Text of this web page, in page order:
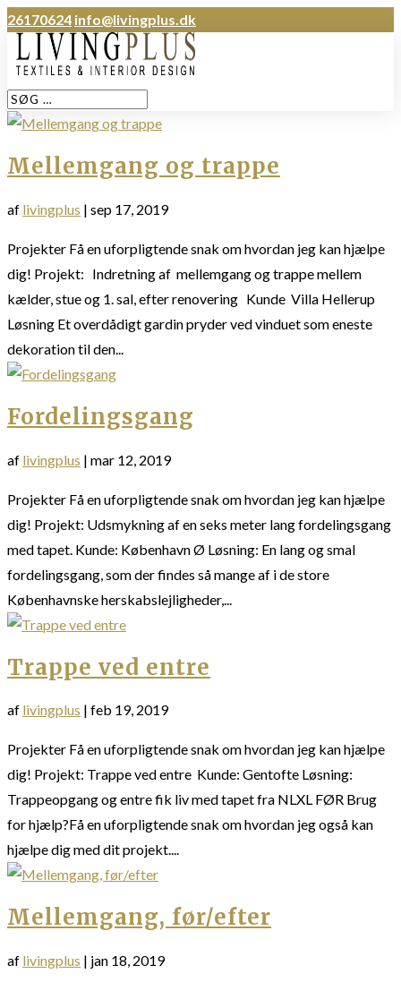
26170624 info@livingplus.dk
Mellemgang og trappe
af livingplus | sep 17, 2019
Projekter Få en uforpligtende snak om hvordan jeg kan hjælpe
dig! Projekt: Indretning af mellemgang og trappe mellem
kælder, stue og 1. sal, efter renovering Kunde Villa Hellerup
Løsning Et overdådigt gardin pryder ved vinduet som eneste
dekoration til den...
Fordelingsgang
af livingplus | mar 12, 2019
Projekter Få en uforpligtende snak om hvordan jeg kan hjælpe
dig! Projekt: Udsmykning af en seks meter lang fordelingsgang
med tapet. Kunde: København Ø Løsning: En lang og smal
fordelingsgang, som der findes så mange af i de store
Københavnske herskabslejligheder,...
Trappe ved entre
af livingplus | feb 19, 2019
Projekter Få en uforpligtende snak om hvordan jeg kan hjælpe
dig! Projekt: Trappe ved entre Kunde: Gentofte Løsning:
Trappeopgang og entre fik liv med tapet fra NLXL FØR Brug
for hjælp?Få en uforpligtende snak om hvordan jeg også kan
hjælpe dig med dit projekt....
Mellemgang, før/efter
af livingplus | jan 18, 2019